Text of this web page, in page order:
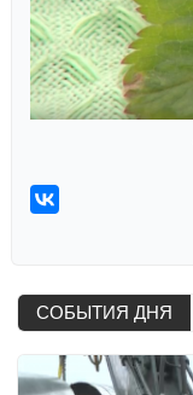
СОБЫТИЯ ДНЯ